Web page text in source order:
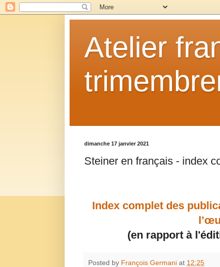
Atelier
dimanche 17 janvier 2021
Steiner en français - index
Index complet des
(en rapport à
Posted by François Germani at 12:25